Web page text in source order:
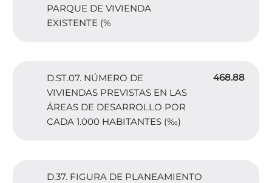
PARQUE DE VIVIENDA
EXISTENTE (%
D.ST.07. NÚMERO DE
VIVIENDAS PREVISTAS EN LAS
ÁREAS DE DESARROLLO POR
CADA 1.000 HABITANTES (‰)
468.88
D.37. FIGURA DE PLANEAMIENTO